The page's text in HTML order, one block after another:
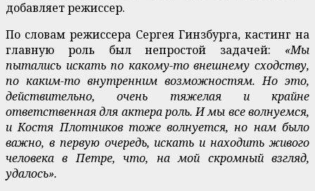
добавляет режиссер.
По словам режиссера Сергея Гинзбурга, кастинг на
главную роль был непростой задачей: «Мы
пытались искать по какому-то внешнему сходству,
по каким-то внутренним возможностям. Но это,
действительно, очень тяжелая и крайне
ответственная для актера роль. И мы все волнуемся,
и Костя Плотников тоже волнуется, но нам было
важно, в первую очередь, искать и находить живого
человека в Петре, что, на мой скромный взгляд,
удалось».